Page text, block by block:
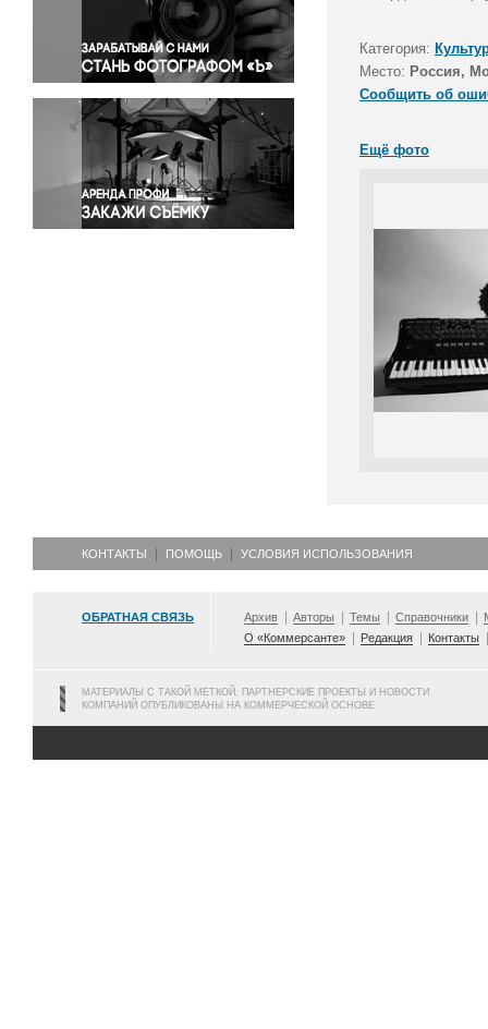
Правосудие
Происшествия и конфликты
Религия
Светская жизнь
Спорт
Экология
Экономика и бизнес
Категория:
Место: Россия,
Сообщить об
Ещё фото
КОНТАКТЫ ПОМОЩЬ УСЛОВИЯ ИСПОЛЬЗОВАНИЯ
ОБРАТНАЯ СВЯЗЬ Архив Авторы Темы Справочники
О «Коммерсанте»
Редакция Контакты
МАТЕРИАЛЫ С ТАКОЙ МЕТКОЙ, ПАРТНЕРСКИЕ ПРОЕКТЫ И НОВОСТИ
КОМПАНИЙ ОПУБЛИКОВАНЫ НА КОММЕРЧЕСКОЙ ОСНОВЕ